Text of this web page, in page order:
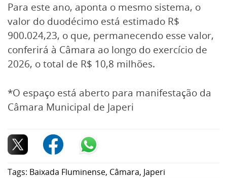
Para este ano, aponta o mesmo sistema, o
valor do duodécimo está estimado R$
900.024,23, o que, permanecendo esse valor,
conferirá à Câmara ao longo do exercício de
2026, o total de R$ 10,8 milhões.
*O espaço está aberto para manifestação da
Câmara Municipal de Japeri
Tags: Baixada Fluminense, Câmara, Japeri